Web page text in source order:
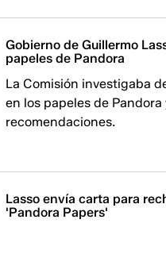
Gobierno de Guillermo
papeles de Pandora
La Comisión investigaba
en los papeles de
recomendaciones.
Lasso envía carta para
'Pandora Papers'